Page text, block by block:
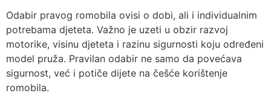
Odabir pravog romobila ovisi o dobi, ali i individualnim
potrebama djeteta. Važno je uzeti u obzir razvoj
motorike, visinu djeteta i razinu sigurnosti koju određeni
model pruža. Pravilan odabir ne samo da povećava
sigurnost, već i potiče dijete na češće korištenje
romobila.